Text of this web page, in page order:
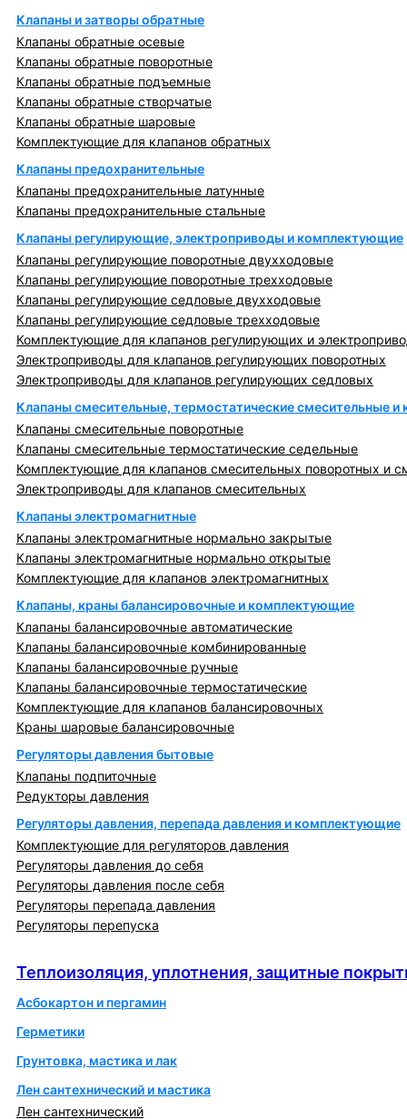
Клапаны и затворы обратные
Клапаны обратные осевые
Клапаны обратные поворотные
Клапаны обратные подъемные
Клапаны обратные створчатые
Клапаны обратные шаровые
Комплектующие для клапанов обратных
Клапаны предохранительные
Клапаны предохранительные латунные
Клапаны предохранительные стальные
Клапаны регулирующие, электроприводы и комплектующие
Клапаны регулирующие поворотные двухходовые
Клапаны регулирующие поворотные трехходовые
Клапаны регулирующие седловые двухходовые
Клапаны регулирующие седловые трехходовые
Комплектующие для клапанов регулирующих и
Электроприводы для клапанов регулирующих поворотных
Электроприводы для клапанов регулирующих седловых
Клапаны смесительные, термостатические смесительные
Клапаны смесительные поворотные
Клапаны смесительные термостатические седельные
Комплектующие для клапанов смесительных поворотных и
Электроприводы для клапанов смесительных
Клапаны электромагнитные
Клапаны электромагнитные нормально закрытые
Клапаны электромагнитные нормально открытые
Комплектующие для клапанов электромагнитных
Клапаны, краны балансировочные и комплектующие
Клапаны балансировочные автоматические
Клапаны балансировочные комбинированные
Клапаны балансировочные ручные
Клапаны балансировочные термостатические
Комплектующие для клапанов балансировочных
Краны шаровые балансировочные
Регуляторы давления бытовые
Клапаны подпиточные
Редукторы давления
Регуляторы давления, перепада давления и комплектующие
Комплектующие для регуляторов давления
Регуляторы давления до себя
Регуляторы давления после себя
Регуляторы перепада давления
Регуляторы перепуска
Теплоизоляция, уплотнения, защитные
Асбокартон и пергамин
Герметики
Грунтовка, мастика и лак
Лен сантехнический и мастика
Лен сантехнический